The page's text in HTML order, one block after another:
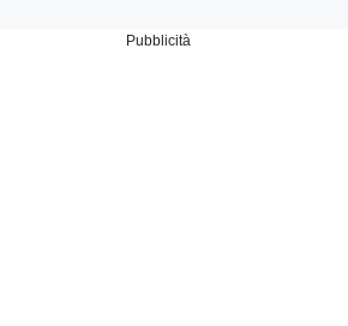
Pubblicità